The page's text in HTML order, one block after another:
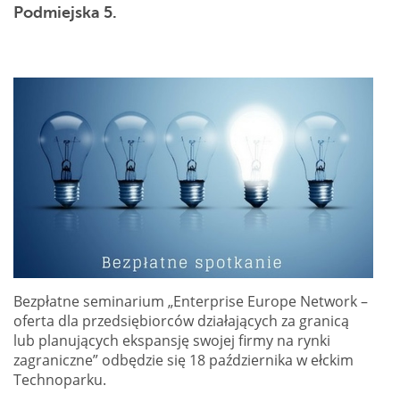
Podmiejska 5.
Bezpłatne seminarium „Enterprise Europe Network –
oferta dla przedsiębiorców działających za granicą
lub planujących ekspansję swojej firmy na rynki
zagraniczne” odbędzie się 18 października w ełckim
Technoparku.